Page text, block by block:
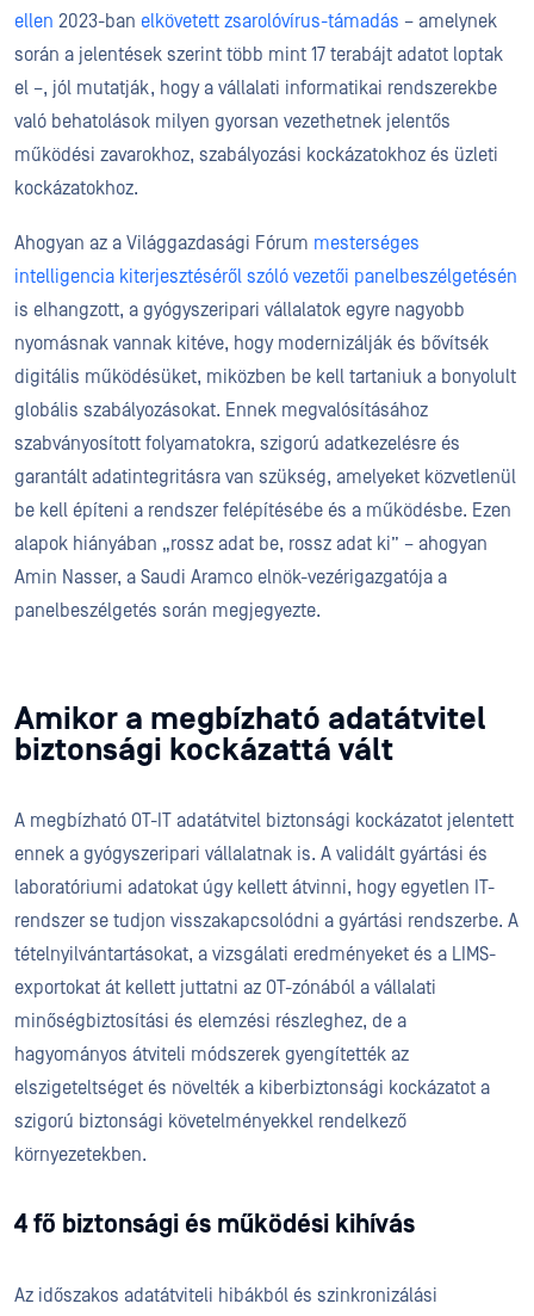
ellen 2023-ban elkövetett zsarolóvírus-támadás – amelynek
során a jelentések szerint több mint 17 terabájt adatot loptak
el –, jól mutatják, hogy a vállalati informatikai rendszerekbe
való behatolások milyen gyorsan vezethetnek jelentős
működési zavarokhoz, szabályozási kockázatokhoz és üzleti
kockázatokhoz.
Ahogyan az a Világgazdasági Fórum mesterséges
intelligencia kiterjesztéséről szóló vezetői panelbeszélgetésén
is elhangzott, a gyógyszeripari vállalatok egyre nagyobb
nyomásnak vannak kitéve, hogy modernizálják és bővítsék
digitális működésüket, miközben be kell tartaniuk a bonyolult
globális szabályozásokat. Ennek megvalósításához
szabványosított folyamatokra, szigorú adatkezelésre és
garantált adatintegritásra van szükség, amelyeket közvetlenül
be kell építeni a rendszer felépítésébe és a működésbe. Ezen
alapok hiányában „rossz adat be, rossz adat ki” – ahogyan
Amin Nasser, a Saudi Aramco elnök-vezérigazgatója a
panelbeszélgetés során megjegyezte.
Amikor a megbízható adatátvitel
biztonsági kockázattá vált
A megbízható OT-IT adatátvitel biztonsági kockázatot jelentett
ennek a gyógyszeripari vállalatnak is. A validált gyártási és
laboratóriumi adatokat úgy kellett átvinni, hogy egyetlen IT-
rendszer se tudjon visszakapcsolódni a gyártási rendszerbe. A
tételnyilvántartásokat, a vizsgálati eredményeket és a LIMS-
exportokat át kellett juttatni az OT-zónából a vállalati
minőségbiztosítási és elemzési részleghez, de a
hagyományos átviteli módszerek gyengítették az
elszigeteltséget és növelték a kiberbiztonsági kockázatot a
szigorú biztonsági követelményekkel rendelkező
környezetekben.
4 fő biztonsági és működési kihívás
Az időszakos adatátviteli hibákból és szinkronizálási